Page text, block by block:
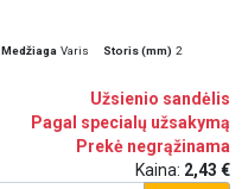
Medžiaga Varis Storis (mm) 2
Užsienio sandėlis
Pagal specialų užsakymą
Prekė negrąžinama
Kaina: 2,43 €